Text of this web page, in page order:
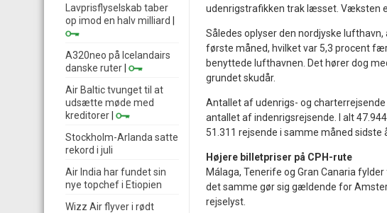
udenrigstrafikken trak læsset. Væksten
Således oplyser den nordjyske
første måned, hvilket var 5,3 procent
benyttede lufthavnen. Det hører dog
grundet skudår.
Antallet af udenrigs- og
antallet af indenrigsrejsende. I alt
51.311 rejsende i samme måned sidste
Højere billetpriser på CPH-rute
Málaga, Tenerife og Gran Canaria
det samme gør sig gældende for
rejselyst.
Lavprisflyselskab taber
op imod en halv milliard
A320neo på Icelandairs
danske ruter
Air Baltic tvunget til at
udsætte møde med
kreditorer
Stockholm-Arlanda satte
rekord i juli
Air India har fundet sin
nye topchef i Etiopien
Wizz Air flyver i rødt